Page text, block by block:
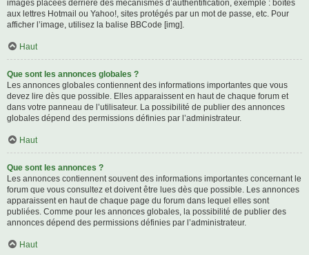
images placées derrière des mécanismes d’authentification, exemple : boîtes
aux lettres Hotmail ou Yahoo!, sites protégés par un mot de passe, etc. Pour
afficher l’image, utilisez la balise BBCode [img].
Haut
Que sont les annonces globales ?
Les annonces globales contiennent des informations importantes que vous
devez lire dès que possible. Elles apparaissent en haut de chaque forum et
dans votre panneau de l’utilisateur. La possibilité de publier des annonces
globales dépend des permissions définies par l’administrateur.
Haut
Que sont les annonces ?
Les annonces contiennent souvent des informations importantes concernant le
forum que vous consultez et doivent être lues dès que possible. Les annonces
apparaissent en haut de chaque page du forum dans lequel elles sont
publiées. Comme pour les annonces globales, la possibilité de publier des
annonces dépend des permissions définies par l’administrateur.
Haut